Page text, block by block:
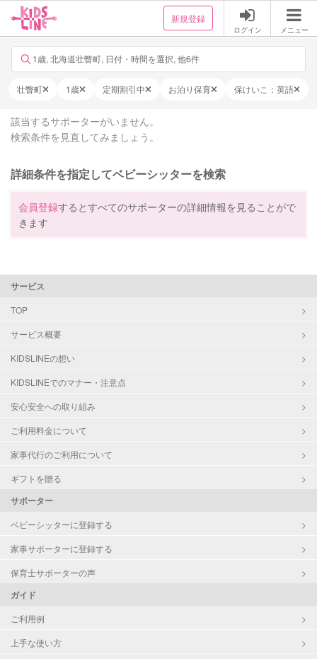
新規登録
ログイン メニュー
1歳, 北海道壮瞥町, 日付・時間を選択, 他6件
壮瞥町 1歳 定期割引中 お泊り保育 保けいこ：英語
該当するサポーターがいません。
検索条件を見直してみましょう。
詳細条件を指定してベビーシッターを検索
会員登録するとすべてのサポーターの詳細情報を見ることがで
きます
サービス
TOP
サービス概要
KIDSLINEの想い
KIDSLINEでのマナー・注意点
安心安全への取り組み
ご利用料金について
家事代行のご利用について
ギフトを贈る
サポーター
ベビーシッターに登録する
家事サポーターに登録する
保育士サポーターの声
ガイド
ご利用例
上手な使い方